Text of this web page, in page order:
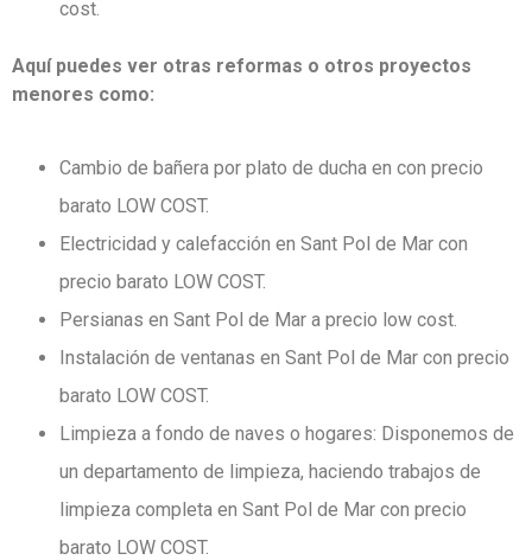
cost.
Aquí puedes ver otras reformas o otros proyectos
menores como:
Cambio de bañera por plato de ducha en con precio
barato LOW COST.
Electricidad y calefacción en Sant Pol de Mar con
precio barato LOW COST.
Persianas en Sant Pol de Mar a precio low cost.
Instalación de ventanas en Sant Pol de Mar con precio
barato LOW COST.
Limpieza a fondo de naves o hogares: Disponemos de
un departamento de limpieza, haciendo trabajos de
limpieza completa en Sant Pol de Mar con precio
barato LOW COST.